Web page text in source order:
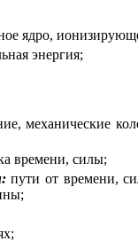
ядро,
энергия;
механические
времени, силы;
пути от времени,